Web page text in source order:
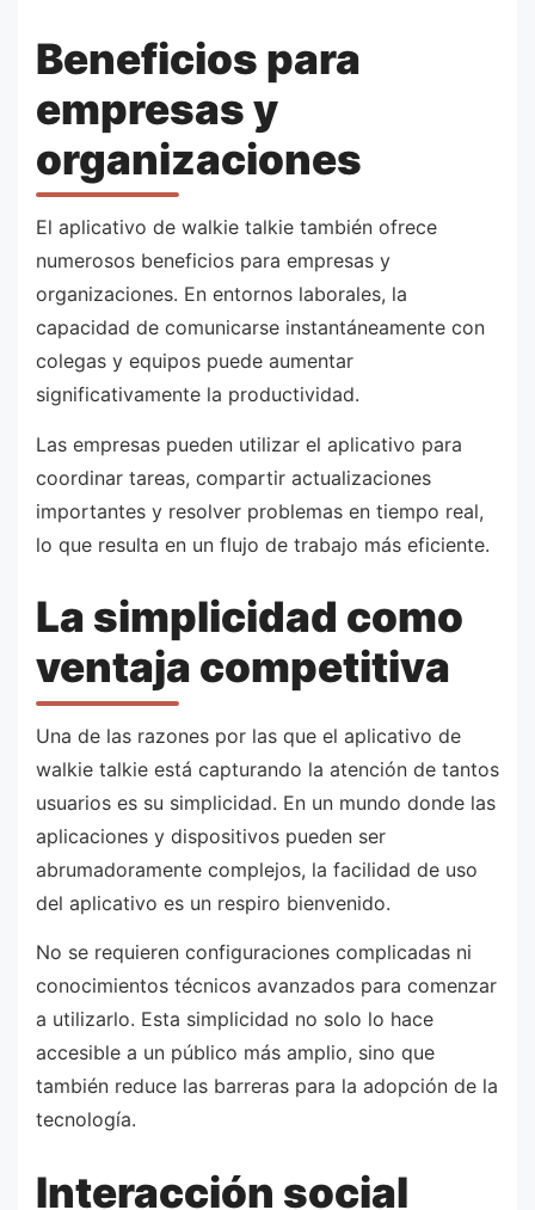
Beneficios para
empresas y
organizaciones
El aplicativo de walkie talkie también ofrece
numerosos beneficios para empresas y
organizaciones. En entornos laborales, la
capacidad de comunicarse instantáneamente con
colegas y equipos puede aumentar
significativamente la productividad.
Las empresas pueden utilizar el aplicativo para
coordinar tareas, compartir actualizaciones
importantes y resolver problemas en tiempo real,
lo que resulta en un flujo de trabajo más eficiente.
La simplicidad como
ventaja competitiva
Una de las razones por las que el aplicativo de
walkie talkie está capturando la atención de tantos
usuarios es su simplicidad. En un mundo donde las
aplicaciones y dispositivos pueden ser
abrumadoramente complejos, la facilidad de uso
del aplicativo es un respiro bienvenido.
No se requieren configuraciones complicadas ni
conocimientos técnicos avanzados para comenzar
a utilizarlo. Esta simplicidad no solo lo hace
accesible a un público más amplio, sino que
también reduce las barreras para la adopción de la
tecnología.
Interacción social